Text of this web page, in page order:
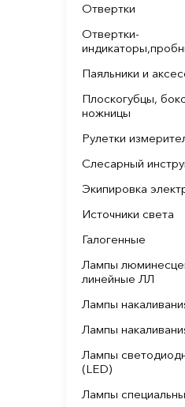
Отвертки
Отвертки-
Паяльники и
Плоскогубцы,
ножницы
Рулетки
Слесарный
Экипировка
Источники света
Галогенные
Лампы
линейные ЛЛ
Лампы
Лампы
Лампы
(LED)
Лампы